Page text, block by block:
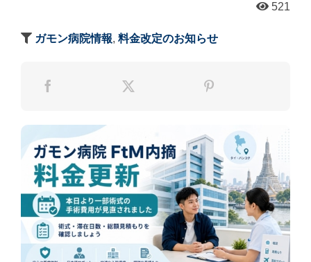
521
ガモン病院情報, 料金改定のお知らせ